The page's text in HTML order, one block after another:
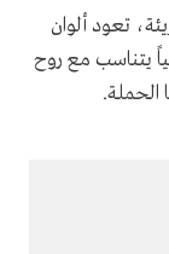
تعود ألوان
يتناسب مع روح
الحملة.